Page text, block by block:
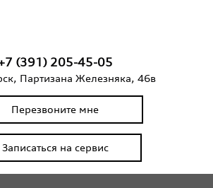
(391) 205-45-05
Партизана Железняка, 46в
Перезвоните мне
Записаться на сервис